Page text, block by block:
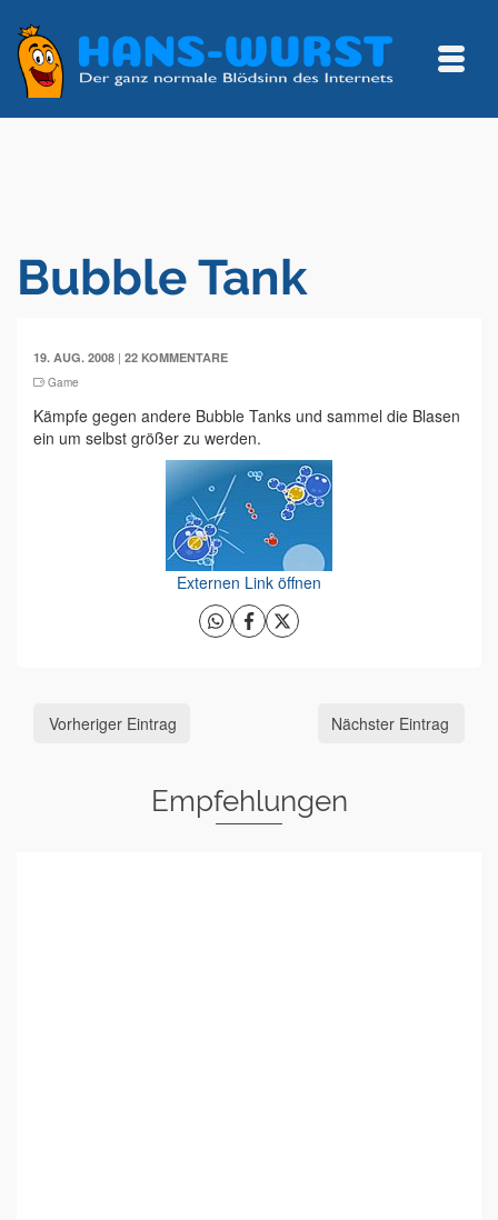
Bubble Tank
19. AUG. 2008 | 22 KOMMENTARE
Game
Kämpfe gegen andere Bubble Tanks und sammel die Blasen
ein um selbst größer zu werden.
Externen Link öffnen
Vorheriger Eintrag Nächster Eintrag
Empfehlungen